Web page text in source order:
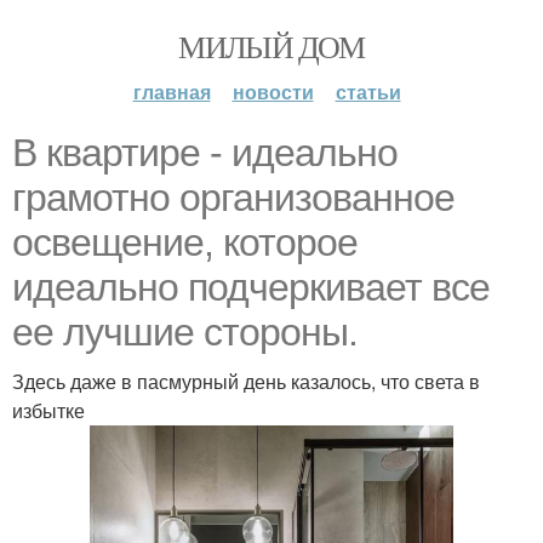
МИЛЫЙ ДОМ
главная новости статьи
В квартире - идеально
грамотно организованное
освещение, которое
идеально подчеркивает все
ее лучшие стороны.
Здесь даже в пасмурный день казалось, что света в
избытке